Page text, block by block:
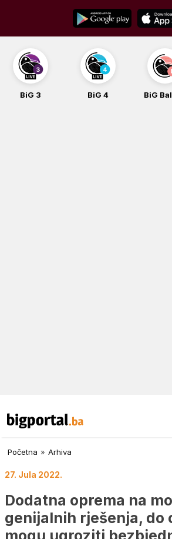
content
BiG 4 BiG Balade BiG
Početna » Arhiva
27. Jula 2022.
Dodatna oprema na
genijalnih rješenja, do
mogu ugroziti